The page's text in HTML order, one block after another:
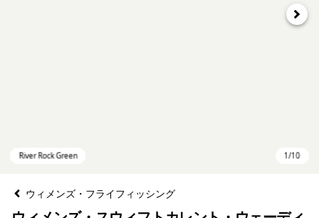
次へ
ウィメンズ・フライフィッシング